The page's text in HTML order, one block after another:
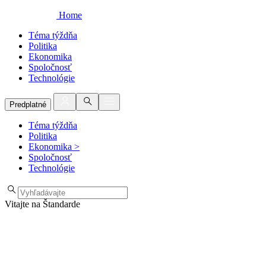
Home
Téma týždňa
Politika
Ekonomika
Spoločnosť
Technológie
Predplatné
Téma týždňa
Politika
Ekonomika >
Spoločnosť
Technológie
Vitajte na Štandarde